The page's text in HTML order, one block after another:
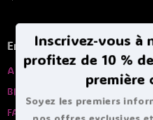
En savoir plus
A propros
Blog
FAQ
Inscrivez-vous à
profitez de 10 %
première
Soyez les premiers